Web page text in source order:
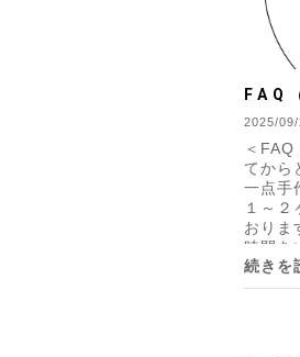
FAQ
2025/
＜
てから
一点手
１～２
おりま
時間を
続きを